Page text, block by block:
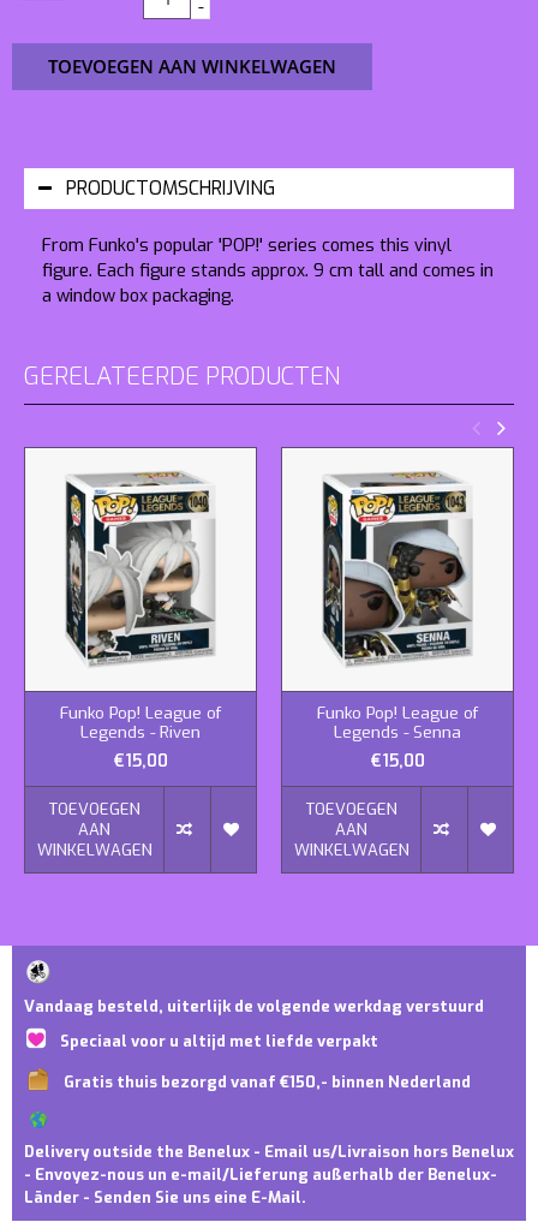
-
TOEVOEGEN AAN WINKELWAGEN
PRODUCTOMSCHRIJVING
From Funko's popular 'POP!' series comes this vinyl
figure. Each figure stands approx. 9 cm tall and comes in
a window box packaging.
GERELATEERDE PRODUCTEN
Funko Pop! League of
Legends - Riven
€15,00
TOEVOEGEN
AAN
WINKELWAGEN
Funko Pop! League of
Legends - Senna
€15,00
TOEVOEGEN
AAN
WINKELWAGEN
Vandaag besteld, uiterlijk de volgende werkdag verstuurd
Speciaal voor u altijd met liefde verpakt
Gratis thuis bezorgd vanaf €150,- binnen Nederland
Delivery outside the Benelux - Email us/Livraison hors Benelux
- Envoyez-nous un e-mail/Lieferung außerhalb der Benelux-
Länder - Senden Sie uns eine E-Mail.